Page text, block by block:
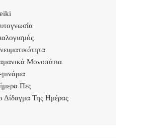
Μονοπάτια
Πες
Δίδαγμα Της Ημέρας